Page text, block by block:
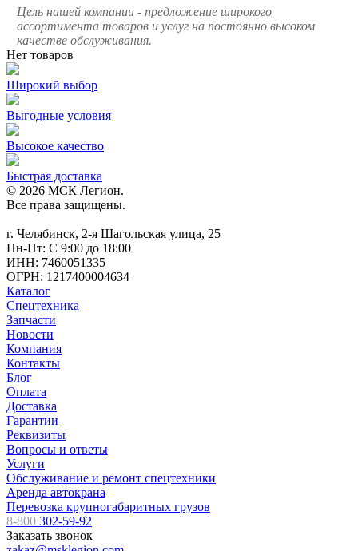
Цель нашей компании - предложение широкого
ассортимента товаров и услуг на постоянно высоком
качестве обслуживания.
Нет товаров
Широкий выбор
Выгодные условия
Высокое качество
Быстрая доставка
© 2026 МСК Легион.
Все права защищены.
г. Челябинск, 2-я Шагольская улица, 25
Пн-Пт: С 9:00 до 18:00
ИНН: 7460051335
ОГРН: 1217400004634
Каталог
Спецтехника
Запчасти
Новости
Компания
Контакты
Блог
Оплата
Доставка
Гарантии
Реквизиты
Вопросы и ответы
Услуги
Обслуживание и ремонт спецтехники
Аренда автокрана
Перевозка крупногабаритных грузов
8-800 302-59-92
Заказать звонок